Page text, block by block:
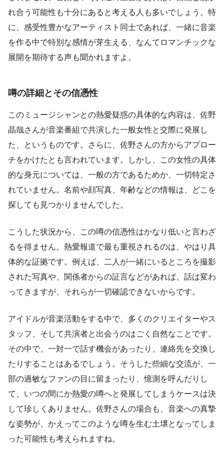
れ合う可能性も十分にあると考える人も多いでしょう。特
に、感受性豊かなアーティスト同士であれば、一緒に音楽
を作る中で特別な感情が芽生える、なんてロマンチックな
展開を期待する声も聞かれますよ。
噂の詳細とその信憑性
このミュージシャンとの熱愛疑惑の具体的な内容は、佐野
晶哉さんが音楽番組で共演した一般女性と交際に発展し
た、というものです。さらに、佐野さんの方からアプロー
チをかけたとも言われています。しかし、この女性の具体
的な身元については、一般の方であるためか、一切特定さ
れていません。名前や顔写真、年齢などの情報は、どこを
探しても見つかりませんでした。
こうした状況から、この噂の信憑性はかなり低いと言わざ
るを得ません。熱愛報道で最も重視されるのは、やはり具
体的な証拠です。例えば、二人が一緒にいるところを撮影
された写真や、関係者からの証言などがあれば、話は変わ
ってきますが、それらが一切確認できないからです。
アイドルが音楽活動をする中で、多くのクリエイターやス
タッフ、そして共演者と出会うのはごく自然なことです。
その中で、一対一で話す機会があったり、連絡先を交換し
たりすることはあるでしょう。そうした些細な交流が、一
部の過敏なファンの目に留まったり、憶測を呼んだりし
て、いつの間にか熱愛の噂へと発展してしまうケースは決
して珍しくありません。佐野さんの場合も、音楽への真摯
な姿勢が、かえってこのような噂を生む土壌となってしま
った可能性も考えられますね。